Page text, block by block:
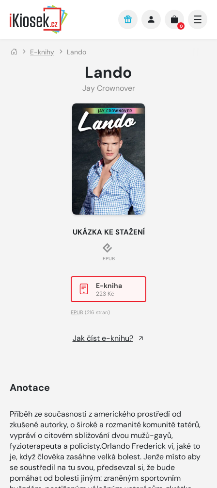
Přejít na hlavní obsah
0
E-knihy Lando
Lando
Jay Crownover
UKÁZKA KE STAŽENÍ
EPUB
E-kniha
223 Kč
EPUB (216 stran)
Jak číst e-knihu?
Anotace
Příběh ze současnosti z amerického prostředí od
zkušené autorky, o široké a rozmanité komunitě tatérů,
vypráví o citovém sbližování dvou mužů-gayů,
fyzioterapeuta a policisty.Orlando Frederick ví, jaké to
je, když člověka zasáhne velká bolest. Jenže místo aby
se soustředil na tu svou, předsevzal si, že bude
pomáhat od bolesti jiným: zraněným sportovním